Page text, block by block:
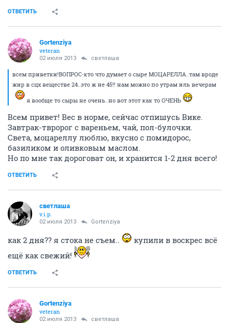
ОТВЕТИТЬ
Gortenziya
veteran
02 июля 2013 светлаша
всем приветки!ВОПРОС-кто что думает о сыре МОЦАРЕЛЛА..там вроде
жир в сцх веществе 24..это ж не 45!! нам можно по утрам иль вечерам
я вообще то сыры не очень..но вот этот как то ОЧЕНЬ
Всем привет! Вес в норме, сейчас отпишусь Вике.
Завтрак-твророг с вареньем, чай, пол-булочки.
Света, моцареллу люблю, вкусно с помидорос,
базиликом и оливковым маслом.
Но по мне так дороговат он, и хранится 1-2 дня всего!
ОТВЕТИТЬ
светлаша
v.i.p.
02 июля 2013 Gortenziya
как 2 дня?? я стока не съем..
купили в воскрес всё
ещё как свежий!
ОТВЕТИТЬ
Gortenziya
veteran
02 июля 2013 светлаша